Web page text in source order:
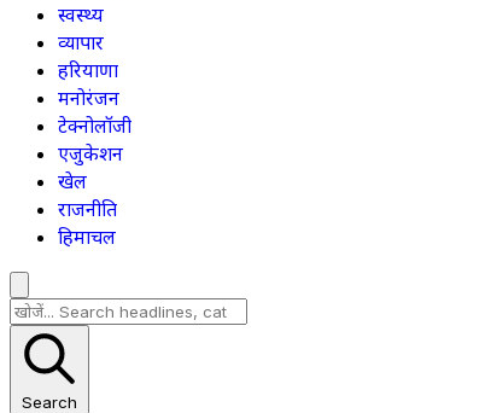
स्वस्थ्य
व्यापार
हरियाणा
मनोरंजन
टेक्नोलॉजी
एजुकेशन
खेल
राजनीति
हिमाचल
Search